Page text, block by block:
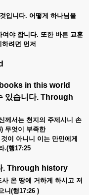
것입니다. 어떻게 하나님을
여야 합니다. 또한 바른 교훈
하려면 먼저
in this world
있습니다. Through
께서는 천지의 주제시니 손
무엇이 부족한
것이 아니니 이는 만민에게
.(행17:25
. Through history
사 온 땅에 거하게 하시고 저
니(행17:26 )